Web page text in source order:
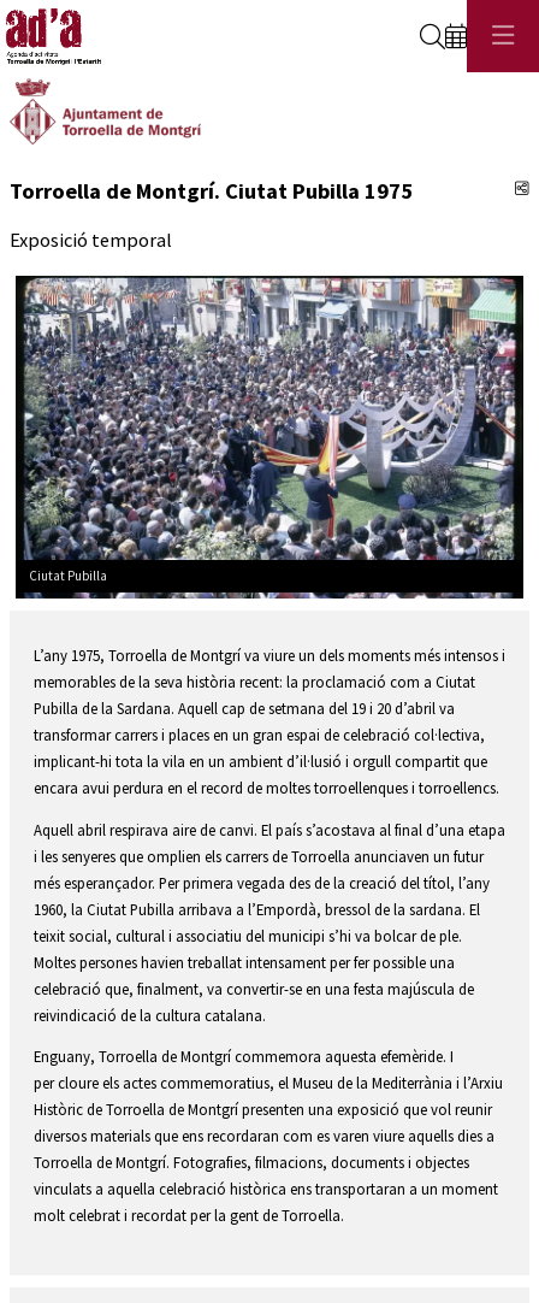
Cerca
Torroella de Montgrí. Ciutat Pubilla 1975
Exposició temporal
Ciutat Pubilla
L’any 1975, Torroella de Montgrí va viure un dels moments més intensos i
memorables de la seva història recent: la proclamació com a Ciutat
Pubilla de la Sardana. Aquell cap de setmana del 19 i 20 d’abril va
transformar carrers i places en un gran espai de celebració col·lectiva,
implicant-hi tota la vila en un ambient d’il·lusió i orgull compartit que
encara avui perdura en el record de moltes torroellenques i torroellencs.
Aquell abril respirava aire de canvi. El país s’acostava al final d’una etapa
i les senyeres que omplien els carrers de Torroella anunciaven un futur
més esperançador. Per primera vegada des de la creació del títol, l’any
1960, la Ciutat Pubilla arribava a l’Empordà, bressol de la sardana. El
teixit social, cultural i associatiu del municipi s’hi va bolcar de ple.
Moltes persones havien treballat intensament per fer possible una
celebració que, finalment, va convertir-se en una festa majúscula de
reivindicació de la cultura catalana.
Enguany, Torroella de Montgrí commemora aquesta efemèride. I
per cloure els actes commemoratius, el Museu de la Mediterrània i l’Arxiu
Històric de Torroella de Montgrí presenten una exposició que vol reunir
diversos materials que ens recordaran com es varen viure aquells dies a
Torroella de Montgrí. Fotografies, filmacions, documents i objectes
vinculats a aquella celebració històrica ens transportaran a un moment
molt celebrat i recordat per la gent de Torroella.